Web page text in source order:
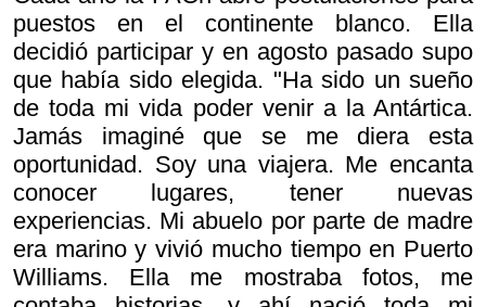
puestos en el continente blanco. Ella
decidió participar y en agosto pasado supo
que había sido elegida. "Ha sido un sueño
de toda mi vida poder venir a la Antártica.
Jamás imaginé que se me diera esta
oportunidad. Soy una viajera. Me encanta
conocer lugares, tener nuevas
experiencias. Mi abuelo por parte de madre
era marino y vivió mucho tiempo en Puerto
Williams. Ella me mostraba fotos, me